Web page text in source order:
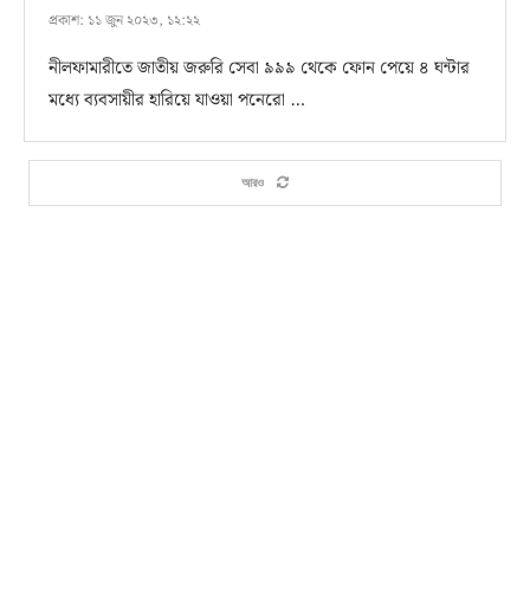
প্রকাশ: ১১ জুন ২০২৩, ১২:২২
নীলফামারীতে জাতীয় জরুরি সেবা ৯৯৯ থেকে ফোন পেয়ে ৪ ঘন্টার
মধ্যে ব্যবসায়ীর হারিয়ে যাওয়া পনেরো …
আরও